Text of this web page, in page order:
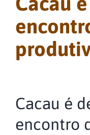
Cacau é
encontro